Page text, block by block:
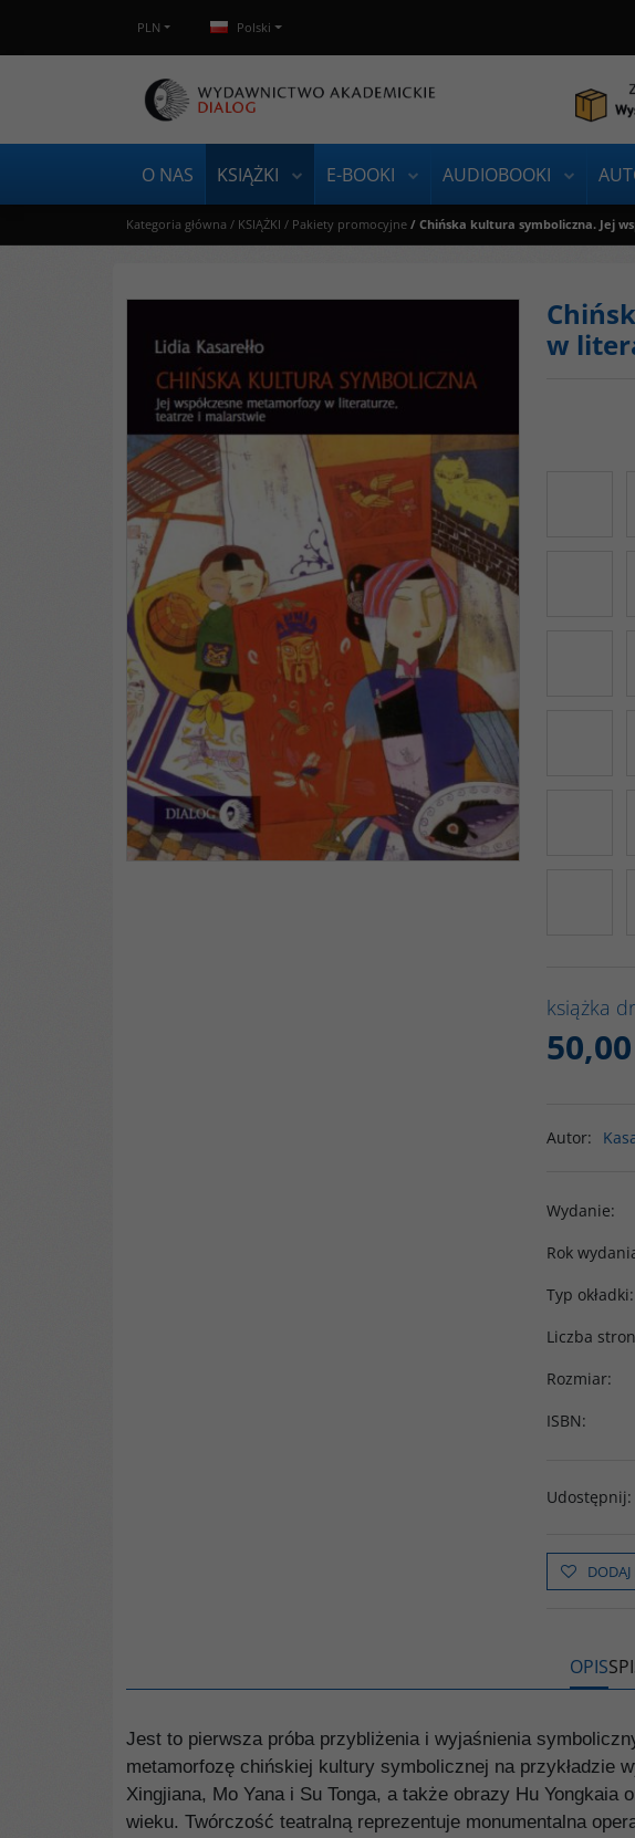
PLN Polski
O NAS KSIĄŻKI E-BOOKI AUDIOBOOKI
Kategoria główna / KSIĄŻKI / Pakiety promocyjne / Chińska kultura symboliczna. Jej
w
książka
50,00
Autor:
Wydanie:
Rok
Typ okładki:
Liczba stron
Rozmiar:
ISBN:
Udostępnij:
OPIS
Jest to pierwsza próba przybliżenia i wyjaśnienia
metamorfozę chińskiej kultury symbolicznej na przykładzie
Xingjiana, Mo Yana i Su Tonga, a także obrazy Hu
wieku. Twórczość teatralną reprezentuje monumentalna